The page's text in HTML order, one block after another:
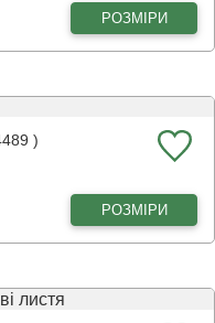
РОЗМІРИ
)
РОЗМІРИ